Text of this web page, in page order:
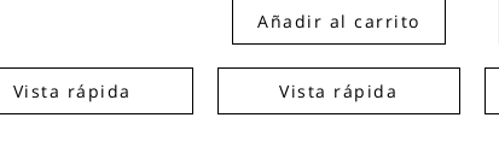
Vista rápida
Añadir al carrito
Vista rápida